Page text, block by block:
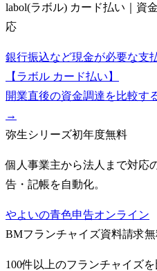
labol(ラボル) カード払い｜資
応
銀行振込など現金が必要な支
【ラボル カード払い】
開業直後の資金調達を比較す
→
弥生シリーズ初年度無料
個人事業主から法人まで対応
告・記帳を自動化。
やよいの青色申告オンライン
BMフランチャイズ資料請求
100件以上のフランチャイズ